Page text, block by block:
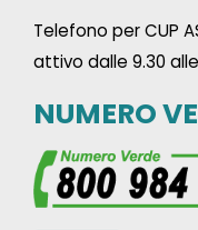
Telefono per CUP
attivo dalle 9.30
NUMERO